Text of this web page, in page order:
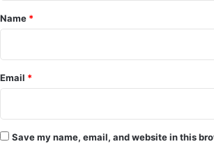
*
Name *
Email *
Save my name, email, and website in this